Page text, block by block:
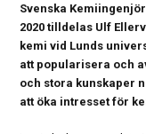
Svenska
2020 tilldelas Ulf
kemi vid Lunds
att popularisera och
och stora kunskaper
att öka intresset för